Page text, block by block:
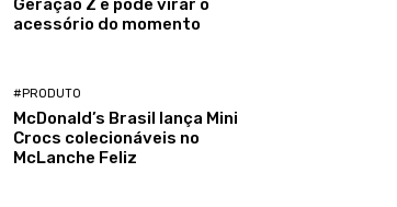
Geração Z e pode virar o
acessório do momento
#PRODUTO
McDonald’s Brasil lança Mini
Crocs colecionáveis no
McLanche Feliz